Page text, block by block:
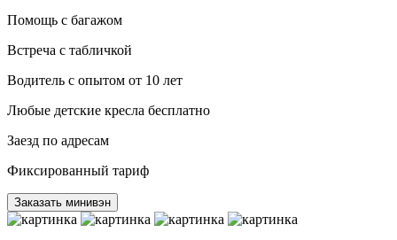
Помощь с багажом
Встреча с табличкой
Водитель c опытом от 10 лет
Любые детские кресла бесплатно
Заезд по адресам
Фиксированный тариф
Заказать минивэн